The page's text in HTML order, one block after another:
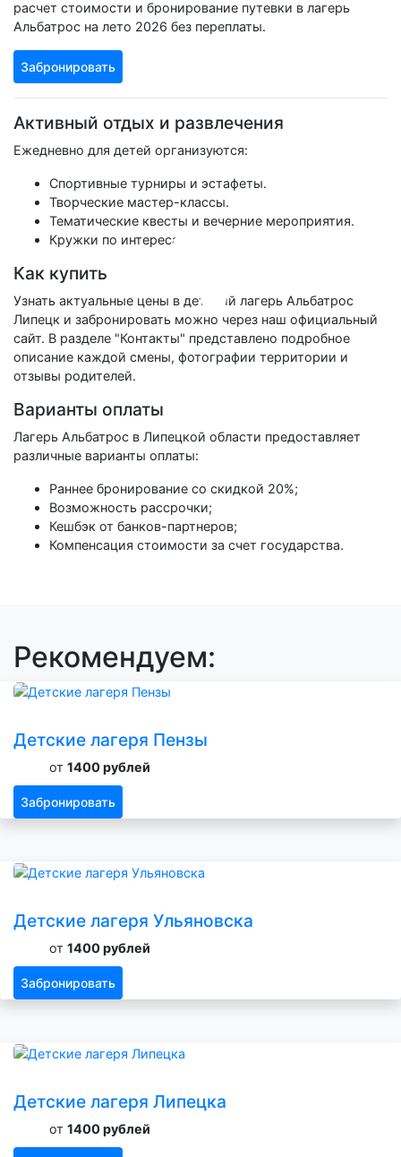
расчет стоимости и бронирование путевки в лагерь
Альбатрос на лето 2026 без переплаты.
Забронировать
Активный отдых и развлечения
Ежедневно для детей организуются:
Спортивные турниры и эстафеты.
Творческие мастер-классы.
Тематические квесты и вечерние мероприятия.
Кружки по интересам.
Как купить
Узнать актуальные цены в детский лагерь Альбатрос
Липецк и забронировать можно через наш официальный
сайт. В разделе "Контакты" представлено подробное
описание каждой смены, фотографии территории и
отзывы родителей.
Варианты оплаты
Лагерь Альбатрос в Липецкой области предоставляет
различные варианты оплаты:
Раннее бронирование со скидкой 20%;
Возможность рассрочки;
Кешбэк от банков-партнеров;
Компенсация стоимости за счет государства.
Рекомендуем:
Детские лагеря Пензы
от 1400 рублей
Забронировать
Детские лагеря Ульяновска
от 1400 рублей
Забронировать
Детские лагеря Липецка
от 1400 рублей